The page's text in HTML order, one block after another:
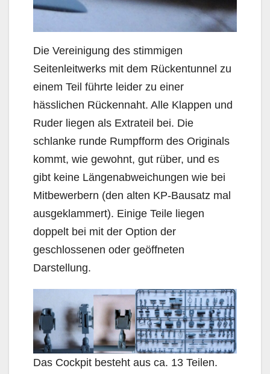
Die Vereinigung des stimmigen
Seitenleitwerks mit dem Rückentunnel zu
einem Teil führte leider zu einer
hässlichen Rückennaht. Alle Klappen und
Ruder liegen als Extrateil bei. Die
schlanke runde Rumpfform des Originals
kommt, wie gewohnt, gut rüber, und es
gibt keine Längenabweichungen wie bei
Mitbewerbern (den alten KP-Bausatz mal
ausgeklammert). Einige Teile liegen
doppelt bei mit der Option der
geschlossenen oder geöffneten
Darstellung.
Das Cockpit besteht aus ca. 13 Teilen.